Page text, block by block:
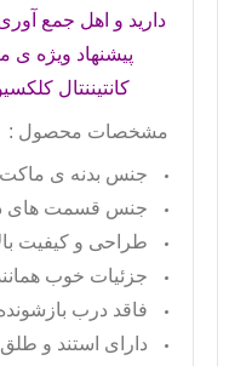
دارید و اهل جمع
پیشنهاد ویژه ی
کانتیننتال کلکسیونی
مشخصات محصول :
جنس بدنه ی
جنس قسمت های
طراحی و کیفیت
جزئیات خوب
فاقد درب
دارای استند و